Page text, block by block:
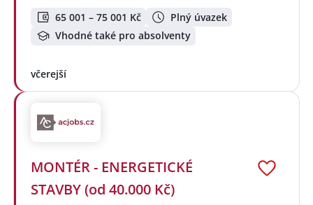
65 001 – 75 001 Kč
Plný úvazek
Vhodné také pro absolventy
včerejší
MONTÉR - ENERGETICKÉ
STAVBY (od 40.000 Kč)